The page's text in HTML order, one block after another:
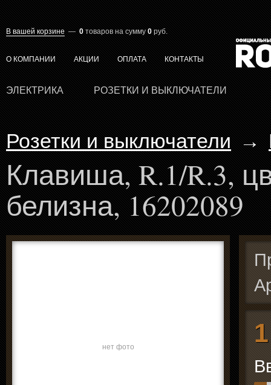
В вашей корзине — 0 товаров на сумму 0 руб.
О КОМПАНИИ АКЦИИ ОПЛАТА КОНТАКТЫ
ЭЛЕКТРИКА РОЗЕТКИ И ВЫКЛЮЧАТЕЛИ
Розетки и выключатели →
Клавиша, R.1/R.3,
белизна, 16202089
нет фото